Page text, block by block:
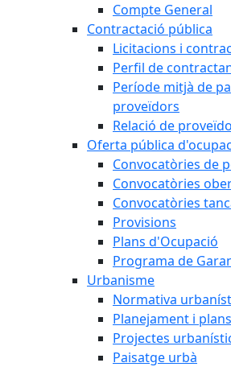
Compte General
Contractació pública
Licitacions i
Perfil de
Període mitjà de
proveïdors
Relació de
Oferta pública
Convocatòries de
Convocatòries
Convocatòries
Provisions
Plans d'Ocupació
Programa de
Urbanisme
Normativa
Planejament i
Projectes
Paisatge urbà